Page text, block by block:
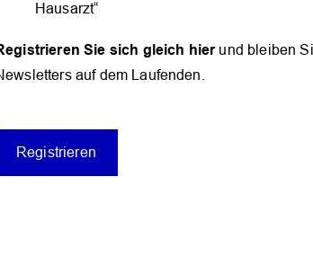
OK
Hausarzt“
Sie sich gleich hierund bleiben
auf dem Laufenden.
Registrieren